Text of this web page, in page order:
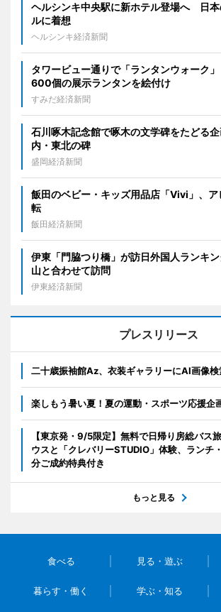
ヘルシンキ中央駅に新ホテル登場へ 日
ルに着想
ヘルシンキ経済新聞
タワービュー通りで「ランタンウォーク
600個の展示ランタンを絵付け
すみだ経済新聞
石川啄木記念館で啄木の文学碑をたどる
内・東北の碑
盛岡経済新聞
飯田のベビー・キッズ用品店「Vivi」、ア
転
飯田経済新聞
伊東「門脇つり橋」が訪日外国人ランキ
山と合わせて訪問
伊東経済新聞
プレスリリース
二十歳振袖館Az、衣装ギャラリーにAI画像検
楽しもう暑い夏！夏の運動・スポーツ応援企
【東京発・9/5限定】無料で日帰り房総バス
ウスと「クレバリーSTUDIO」体験、ランチ
分ご成約特典付き
もっと見る
食べる 見る・遊ぶ
暮らす・働く 学ぶ・知る